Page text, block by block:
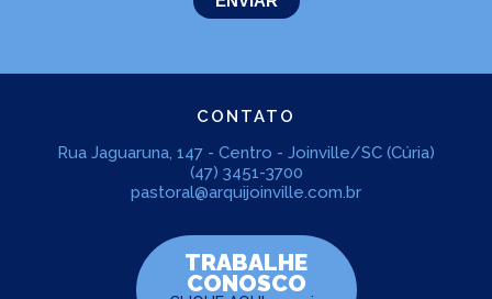
CONTATO
Rua Jaguaruna, 147 - Centro - Joinville/SC (Cúria)
(47) 3451-3700
pastoral@arquijoinville.com.br
TRABALHE
CONOSCO